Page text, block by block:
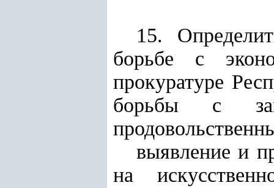
15.
борьбе с
прокуратуре
борьбы с
выявление и
на